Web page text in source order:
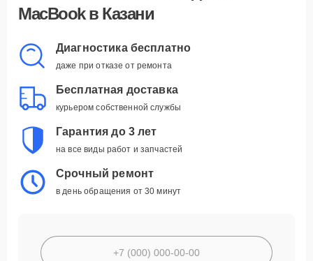
MacBook в Казани
Диагностика бесплатно
даже при отказе от ремонта
Бесплатная доставка
курьером собственной службы
Гарантия до 3 лет
на все виды работ и запчастей
Срочный ремонт
в день обращения от 30 минут